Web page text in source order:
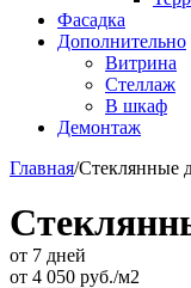
Фасадка
Дополнительно
Витрина
Стеллаж
В шкаф
Демонтаж
Главная/Стеклянные
от 7 дней
от 4 050 руб./м2